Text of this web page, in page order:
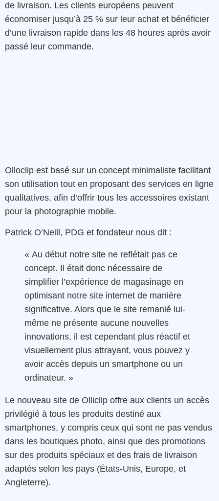
de livraison. Les clients européens peuvent
économiser jusqu’à 25 % sur leur achat et bénéficier
d’une livraison rapide dans les 48 heures après avoir
passé leur commande.
Olloclip est basé sur un concept minimaliste facilitant
son utilisation tout en proposant des services en ligne
qualitatives, afin d’offrir tous les accessoires existant
pour la photographie mobile.
Patrick O’Neill, PDG et fondateur nous dit :
« Au début notre site ne reflétait pas ce
concept. Il était donc nécessaire de
simplifier l’expérience de magasinage en
optimisant notre site internet de manière
significative. Alors que le site remanié lui-
même ne présente aucune nouvelles
innovations, il est cependant plus réactif et
visuellement plus attrayant, vous pouvez y
avoir accès depuis un smartphone ou un
ordinateur. »
Le nouveau site de Olliclip offre aux clients un accès
privilégié à tous les produits destiné aux
smartphones, y compris ceux qui sont ne pas vendus
dans les boutiques photo, ainsi que des promotions
sur des produits spéciaux et des frais de livraison
adaptés selon les pays (États-Unis, Europe, et
Angleterre).